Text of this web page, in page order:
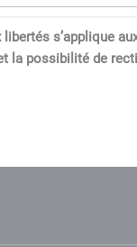
s’applique
la possibilité de